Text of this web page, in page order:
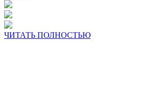
ЧИТАТЬ ПОЛНОСТЬЮ